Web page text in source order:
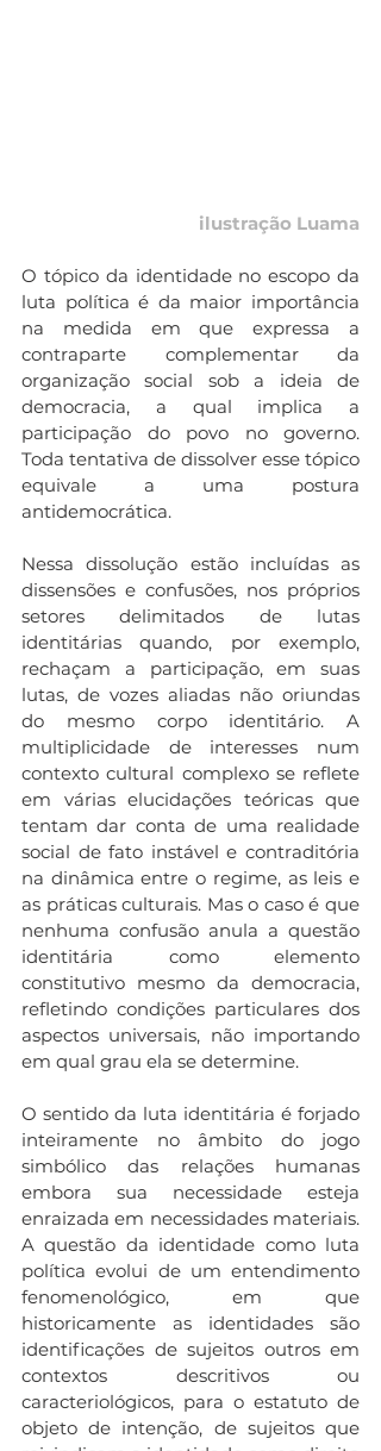
ilustração Luama
O tópico da identidade no escopo da
luta política é da maior importância
na medida em que expressa a
contraparte complementar da
organização social sob a ideia de
democracia, a qual implica a
participação do povo no governo.
Toda tentativa de dissolver esse tópico
equivale a uma postura
antidemocrática.
Nessa dissolução estão incluídas as
dissensões e confusões, nos próprios
setores delimitados de lutas
identitárias quando, por exemplo,
rechaçam a participação, em suas
lutas, de vozes aliadas não oriundas
do mesmo corpo identitário. A
multiplicidade de interesses num
contexto cultural complexo se reflete
em várias elucidações teóricas que
tentam dar conta de uma realidade
social de fato instável e contraditória
na dinâmica entre o regime, as leis e
as práticas culturais. Mas o caso é que
nenhuma confusão anula a questão
identitária como elemento
constitutivo mesmo da democracia,
refletindo condições particulares dos
aspectos universais, não importando
em qual grau ela se determine.
O sentido da luta identitária é forjado
inteiramente no âmbito do jogo
simbólico das relações humanas
embora sua necessidade esteja
enraizada em necessidades materiais.
A questão da identidade como luta
política evolui de um entendimento
fenomenológico, em que
historicamente as identidades são
identificações de sujeitos outros em
contextos descritivos ou
caracteriológicos, para o estatuto de
objeto de intenção, de sujeitos que